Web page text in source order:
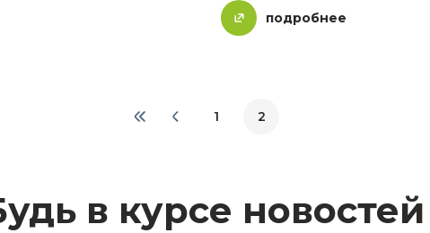
подробнее
1 2
в курсе новостей